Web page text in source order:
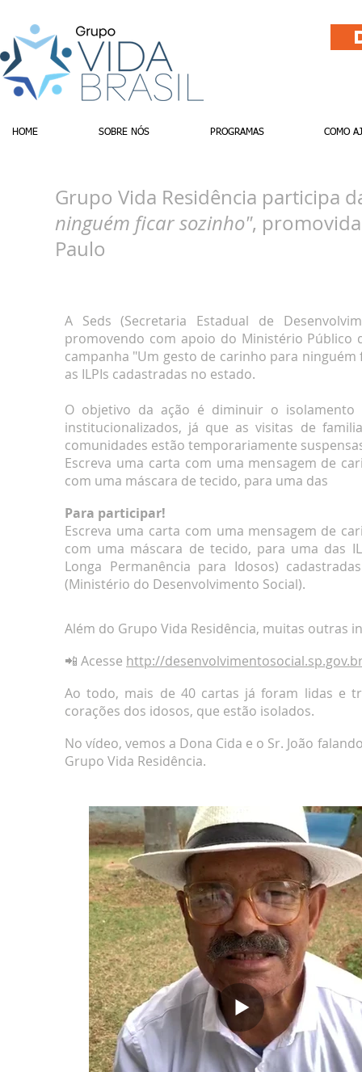
HOME SOBRE NÓS PROGRAMAS COMO
Grupo Vida Residência participa
ninguém ficar sozinho", promovida
Paulo
A Seds (Secretaria Estadual de
promovendo com apoio do Ministério Público
campanha "Um gesto de carinho para ninguém
as ILPIs cadastradas no estado.
O objetivo da ação é diminuir o isolamento
institucionalizados, já que as visitas de
comunidades estão temporariamente
Escreva uma carta com uma mensagem de
com uma máscara de tecido, para uma das
Para participar!
Escreva uma carta com uma mensagem de
com uma máscara de tecido, para uma das
Longa Permanência para Idosos)
(Ministério do Desenvolvimento Social).
Além do Grupo Vida Residência, muitas outras
📲 Acesse http://
Ao todo, mais de 40 cartas já foram lidas e
corações dos idosos, que estão isolados.
No vídeo, vemos a Dona Cida e o Sr. João
Grupo Vida Residência.